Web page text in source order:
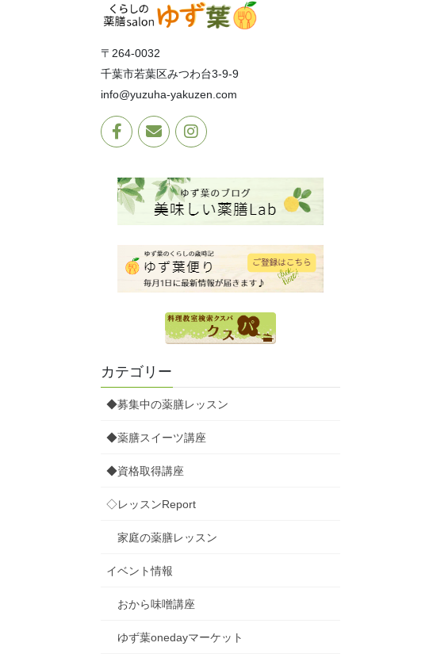
〒264-0032
千葉市若葉区みつわ台3-9-9
info@yuzuha-yakuzen.com
カテゴリー
◆募集中の薬膳レッスン
◆薬膳スイーツ講座
◆資格取得講座
◇レッスンReport
家庭の薬膳レッスン
イベント情報
おから味噌講座
ゆず葉onedayマーケット